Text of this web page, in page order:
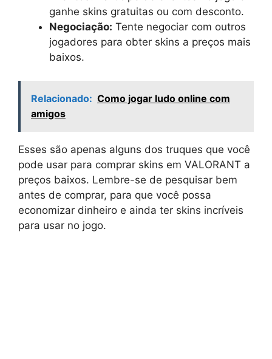
ganhe skins gratuitas ou com desconto.
Negociação: Tente negociar com outros
jogadores para obter skins a preços mais
baixos.
Relacionado: Como jogar ludo online com
amigos
Esses são apenas alguns dos truques que você
pode usar para comprar skins em VALORANT a
preços baixos. Lembre-se de pesquisar bem
antes de comprar, para que você possa
economizar dinheiro e ainda ter skins incríveis
para usar no jogo.